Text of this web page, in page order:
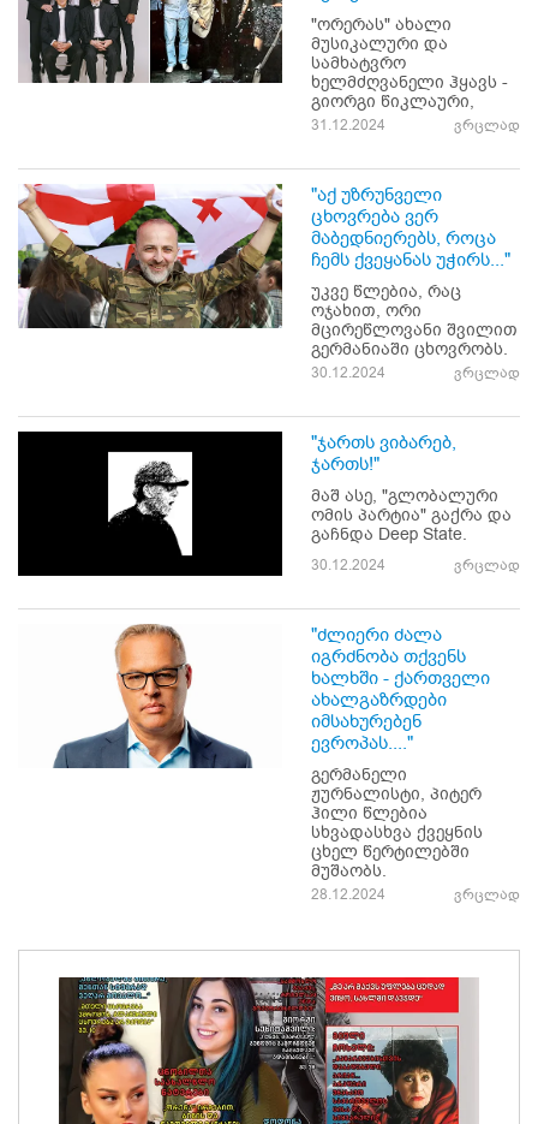
"ორერას" ახალი
მუსიკალური და
სამხატვრო
ხელმძღვანელი ჰყავს -
გიორგი წიკლაური,
31.12.2024 ვრცლად
"აქ უზრუნველი
ცხოვრება ვერ
მაბედნიერებს, როცა
ჩემს ქვეყანას უჭირს..."
უკვე წლებია, რაც
ოჯახით, ორი
მცირეწლოვანი შვილით
გერმანიაში ცხოვრობს.
30.12.2024 ვრცლად
"ჯართს ვიბარებ,
ჯართს!"
მაშ ასე, "გლობალური
ომის პარტია" გაქრა და
გაჩნდა Deep State.
30.12.2024 ვრცლად
"ძლიერი ძალა
იგრძნობა თქვენს
ხალხში - ქართველი
ახალგაზრდები
იმსახურებენ
ევროპას...."
გერმანელი
ჟურნალისტი, პიტერ
ჰილი წლებია
სხვადასხვა ქვეყნის
ცხელ წერტილებში
მუშაობს.
28.12.2024 ვრცლად